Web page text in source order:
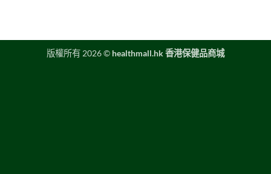
版權所有 2026 © healthmall.hk 香港保健品商城